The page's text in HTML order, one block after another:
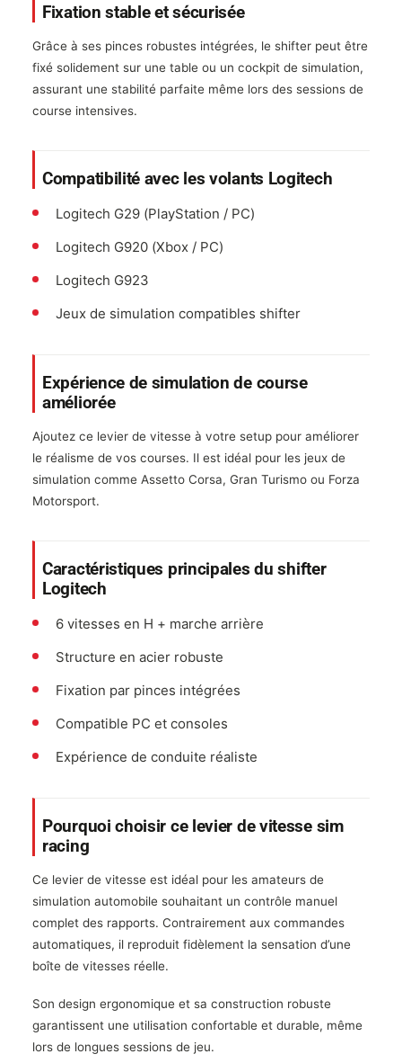
Fixation stable et sécurisée
Grâce à ses pinces robustes intégrées, le shifter peut être
fixé solidement sur une table ou un cockpit de simulation,
assurant une stabilité parfaite même lors des sessions de
course intensives.
Compatibilité avec les volants Logitech
Logitech G29 (PlayStation / PC)
Logitech G920 (Xbox / PC)
Logitech G923
Jeux de simulation compatibles shifter
Expérience de simulation de course
améliorée
Ajoutez ce levier de vitesse à votre setup pour améliorer
le réalisme de vos courses. Il est idéal pour les jeux de
simulation comme Assetto Corsa, Gran Turismo ou Forza
Motorsport.
Caractéristiques principales du shifter
Logitech
6 vitesses en H + marche arrière
Structure en acier robuste
Fixation par pinces intégrées
Compatible PC et consoles
Expérience de conduite réaliste
Pourquoi choisir ce levier de vitesse sim
racing
Ce levier de vitesse est idéal pour les amateurs de
simulation automobile souhaitant un contrôle manuel
complet des rapports. Contrairement aux commandes
automatiques, il reproduit fidèlement la sensation d’une
boîte de vitesses réelle.
Son design ergonomique et sa construction robuste
garantissent une utilisation confortable et durable, même
lors de longues sessions de jeu.